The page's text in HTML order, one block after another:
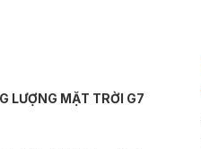
LƯỢNG MẶT TRỜI G7